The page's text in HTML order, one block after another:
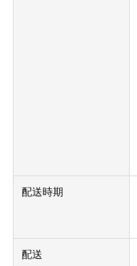
配送時期
配送